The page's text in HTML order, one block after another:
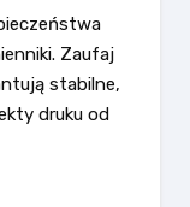
Zaufaj
stabilne,
druku od